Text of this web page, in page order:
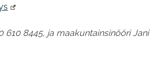
8445, ja maakuntainsinööri Jani